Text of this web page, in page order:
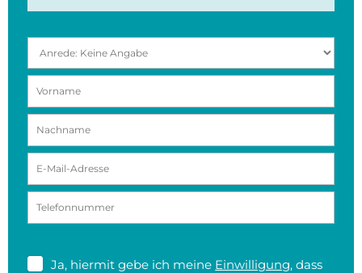
Ja, hiermit gebe ich meine Einwilligung, dass